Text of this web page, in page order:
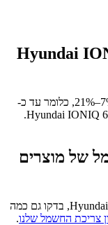
Hyundai
Hyundai IONIQ
.
של מוצרים
, בדקו גם כמה
צריכת החשמל שלנו.